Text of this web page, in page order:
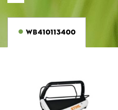
WB410113400